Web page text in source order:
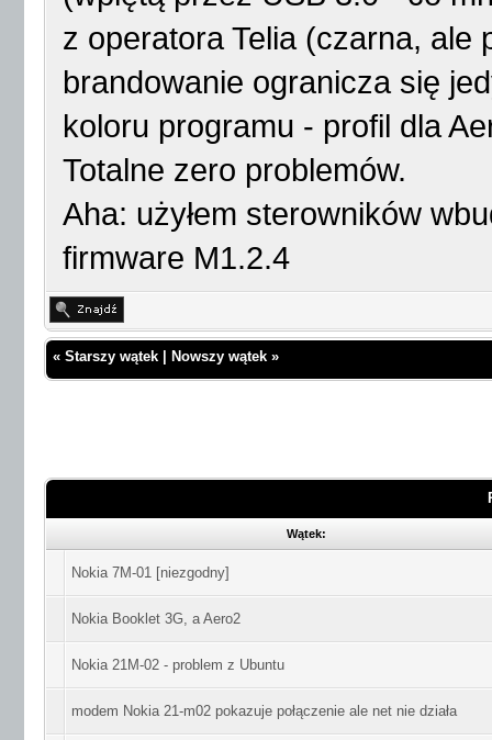
z operatora Telia (czarna, ale
brandowanie ogranicza się
koloru programu - profil dla
Totalne zero problemów.
Aha: użyłem sterowników
firmware M1.2.4
« Starszy wątek Nowszy wątek »
Wątek:
Nokia 7M-01 [niezgodny]
Nokia Booklet 3G, a Aero2
Nokia 21M-02 - problem z Ubuntu
modem Nokia 21-m02 pokazuje połączenie ale net nie działa